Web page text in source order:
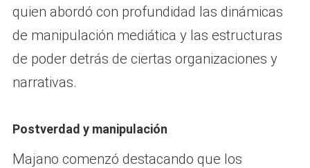
quien abordó con profundidad las dinámicas
de manipulación mediática y las estructuras
de poder detrás de ciertas organizaciones y
narrativas.
Postverdad y manipulación
Majano comenzó destacando que los